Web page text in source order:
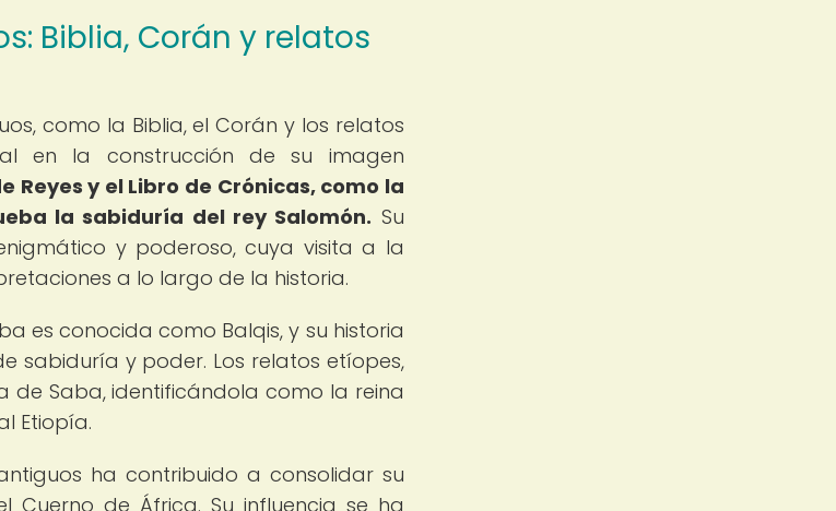
Biblia, Corán y relatos
como la Biblia, el Corán y los relatos
en la construcción de su imagen
Reyes y el Libro de Crónicas, como la
la sabiduría del rey Salomón. Su
y poderoso, cuya visita a la
a lo largo de la historia.
es conocida como Balqis, y su historia
sabiduría y poder. Los relatos etíopes,
de Saba, identificándola como la reina
Etiopía.
ha contribuido a consolidar su
de África. Su influencia se ha